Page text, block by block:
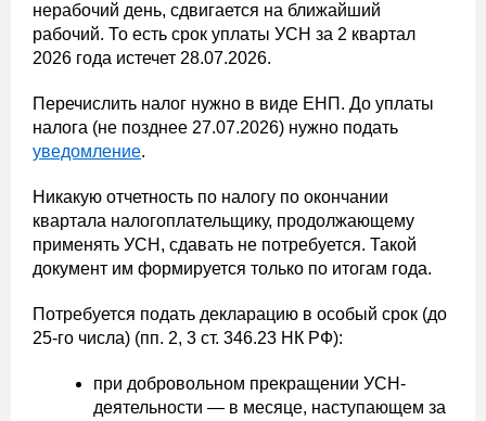
нерабочий день, сдвигается на ближайший
рабочий. То есть срок уплаты УСН за 2 квартал
2026 года истечет 28.07.2026.
Перечислить налог нужно в виде ЕНП. До уплаты
налога (не позднее 27.07.2026) нужно подать
уведомление.
Никакую отчетность по налогу по окончании
квартала налогоплательщику, продолжающему
применять УСН, сдавать не потребуется. Такой
документ им формируется только по итогам года.
Потребуется подать декларацию в особый срок (до
25-го числа) (пп. 2, 3 ст. 346.23 НК РФ):
при добровольном прекращении УСН-
деятельности — в месяце, наступающем за